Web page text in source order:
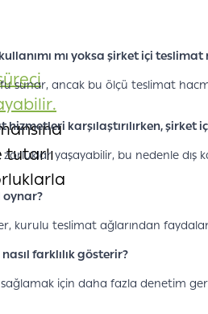
tutarlı
mı yoksa şirket içi teslimat
sunar, ancak bu ölçü teslimat
hizmetleri karşılaştırılırken,
yaşayabilir, bu nedenle dış
oynar?
kurulu teslimat ağlarından
farklılık gösterir?
için daha fazla denetim